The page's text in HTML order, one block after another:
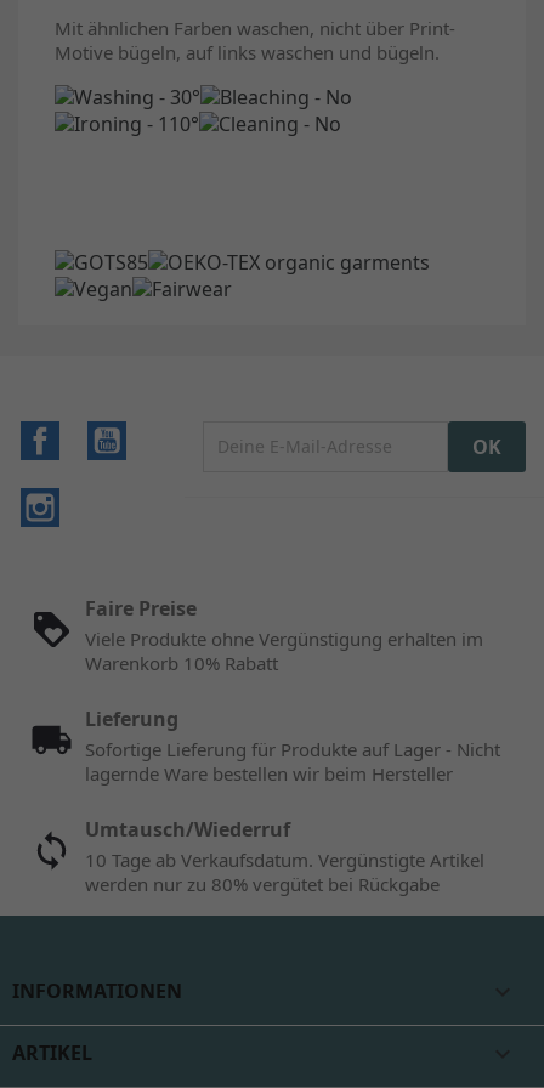
Mit ähnlichen Farben waschen, nicht über Print-
Motive bügeln, auf links waschen und bügeln.
Facebook
Faire Preise
Viele Produkte ohne Vergünstigung erhalten im
Warenkorb 10% Rabatt
Lieferung
Sofortige Lieferung für Produkte auf Lager - Nicht
lagernde Ware bestellen wir beim Hersteller
Umtausch/Wiederruf
10 Tage ab Verkaufsdatum. Vergünstigte Artikel
werden nur zu 80% vergütet bei Rückgabe
INFORMATIONEN
ARTIKEL